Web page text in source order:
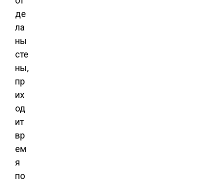
де
ла
ны
сте
ны,
пр
их
од
ит
вр
ем
я
по